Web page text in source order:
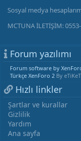
Sosyal medya
MCTUNA İLETİŞİM:
Forum yazılımı
Forum software by
Türkçe XenForo 2 By
Hızlı linkler
Şartlar ve kurallar
Gizlilik
Yardım
Ana sayfa